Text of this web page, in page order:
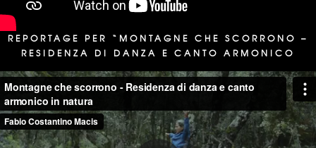
REPORTAGE PER “MONTAGNE CHE SCORRONO –
RESIDENZA DI DANZA E CANTO ARMONICO